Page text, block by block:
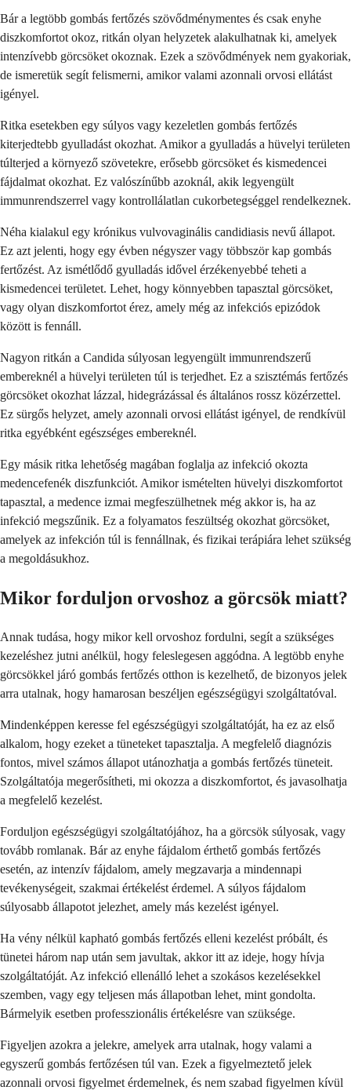
Bár a legtöbb gombás fertőzés szövődménymentes és csak enyhe
diszkomfortot okoz, ritkán olyan helyzetek alakulhatnak ki, amelyek
intenzívebb görcsöket okoznak. Ezek a szövődmények nem gyakoriak,
de ismeretük segít felismerni, amikor valami azonnali orvosi ellátást
igényel.
Ritka esetekben egy súlyos vagy kezeletlen gombás fertőzés
kiterjedtebb gyulladást okozhat. Amikor a gyulladás a hüvelyi területen
túlterjed a környező szövetekre, erősebb görcsöket és kismedencei
fájdalmat okozhat. Ez valószínűbb azoknál, akik legyengült
immunrendszerrel vagy kontrollálatlan cukorbetegséggel rendelkeznek.
Néha kialakul egy krónikus vulvovaginális candidiasis nevű állapot.
Ez azt jelenti, hogy egy évben négyszer vagy többször kap gombás
fertőzést. Az ismétlődő gyulladás idővel érzékenyebbé teheti a
kismedencei területet. Lehet, hogy könnyebben tapasztal görcsöket,
vagy olyan diszkomfortot érez, amely még az infekciós epizódok
között is fennáll.
Nagyon ritkán a Candida súlyosan legyengült immunrendszerű
embereknél a hüvelyi területen túl is terjedhet. Ez a szisztémás fertőzés
görcsöket okozhat lázzal, hidegrázással és általános rossz közérzettel.
Ez sürgős helyzet, amely azonnali orvosi ellátást igényel, de rendkívül
ritka egyébként egészséges embereknél.
Egy másik ritka lehetőség magában foglalja az infekció okozta
medencefenék diszfunkciót. Amikor ismételten hüvelyi diszkomfortot
tapasztal, a medence izmai megfeszülhetnek még akkor is, ha az
infekció megszűnik. Ez a folyamatos feszültség okozhat görcsöket,
amelyek az infekción túl is fennállnak, és fizikai terápiára lehet szükség
a megoldásukhoz.
Mikor forduljon orvoshoz a görcsök miatt?
Annak tudása, hogy mikor kell orvoshoz fordulni, segít a szükséges
kezeléshez jutni anélkül, hogy feleslegesen aggódna. A legtöbb enyhe
görcsökkel járó gombás fertőzés otthon is kezelhető, de bizonyos jelek
arra utalnak, hogy hamarosan beszéljen egészségügyi szolgáltatóval.
Mindenképpen keresse fel egészségügyi szolgáltatóját, ha ez az első
alkalom, hogy ezeket a tüneteket tapasztalja. A megfelelő diagnózis
fontos, mivel számos állapot utánozhatja a gombás fertőzés tüneteit.
Szolgáltatója megerősítheti, mi okozza a diszkomfortot, és javasolhatja
a megfelelő kezelést.
Forduljon egészségügyi szolgáltatójához, ha a görcsök súlyosak, vagy
tovább romlanak. Bár az enyhe fájdalom érthető gombás fertőzés
esetén, az intenzív fájdalom, amely megzavarja a mindennapi
tevékenységeit, szakmai értékelést érdemel. A súlyos fájdalom
súlyosabb állapotot jelezhet, amely más kezelést igényel.
Ha vény nélkül kapható gombás fertőzés elleni kezelést próbált, és
tünetei három nap után sem javultak, akkor itt az ideje, hogy hívja
szolgáltatóját. Az infekció ellenálló lehet a szokásos kezelésekkel
szemben, vagy egy teljesen más állapotban lehet, mint gondolta.
Bármelyik esetben professzionális értékelésre van szüksége.
Figyeljen azokra a jelekre, amelyek arra utalnak, hogy valami a
egyszerű gombás fertőzésen túl van. Ezek a figyelmeztető jelek
azonnali orvosi figyelmet érdemelnek, és nem szabad figyelmen kívül